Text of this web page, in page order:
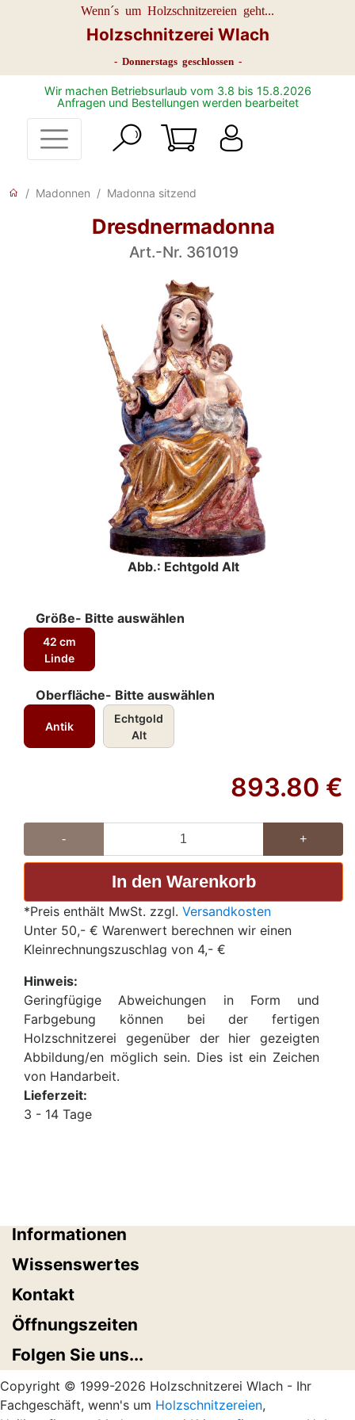
Wenn´s um Holzschnitzereien geht...
Holzschnitzerei Wlach
- Donnerstags geschlossen -
Wir machen Betriebsurlaub vom 3.8 bis 15.8.2026
Anfragen und Bestellungen werden bearbeitet
Madonnen Madonna sitzend
Dresdnermadonna
Art.-Nr. 361019
Abb.: Echtgold Alt
Größe- Bitte auswählen
42 cm
Linde
Oberfläche- Bitte auswählen
Antik
Echtgold
Alt
893.80 €
- +
*Preis enthält MwSt. zzgl. Versandkosten
Unter 50,- € Warenwert berechnen wir einen
Kleinrechnungszuschlag von 4,- €
Hinweis:
Geringfügige Abweichungen in Form und
Farbgebung können bei der fertigen
Holzschnitzerei gegenüber der hier gezeigten
Abbildung/en möglich sein. Dies ist ein Zeichen
von Handarbeit.
Lieferzeit:
3 - 14 Tage
Informationen
Wissenswertes
Kontakt
Öffnungszeiten
Folgen Sie uns...
Copyright © 1999-2026 Holzschnitzerei Wlach - Ihr
Fachgeschäft, wenn's um Holzschnitzereien,